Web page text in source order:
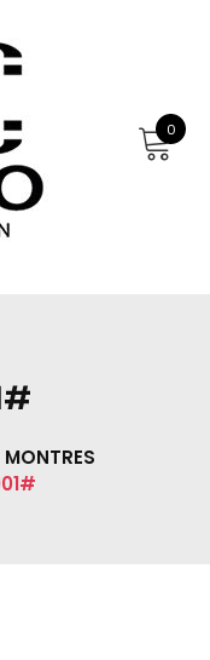
0
MONTRES